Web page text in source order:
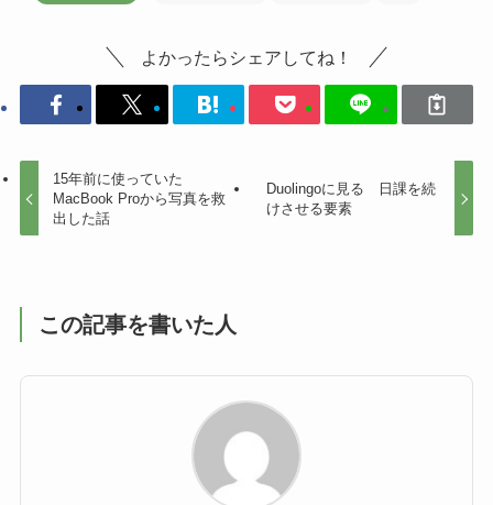
よかったらシェアしてね！
15年前に使っていた
MacBook Proから写真を救
出した話
Duolingoに見る 日課を続
けさせる要素
この記事を書いた人